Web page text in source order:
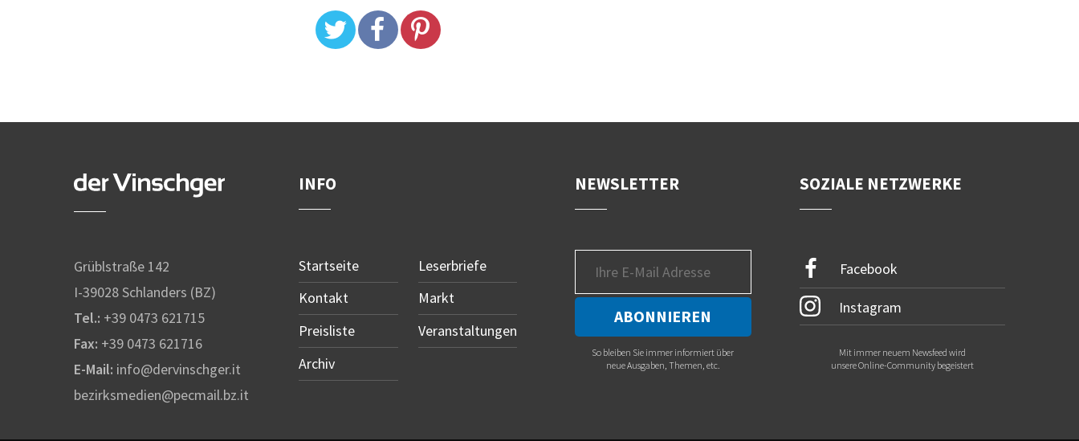
Grüblstraße 142
I-39028 Schlanders (BZ)
Tel.: +39 0473 621715
Fax: +39 0473 621716
E-Mail: info@dervinschger.it
bezirksmedien@pecmail.bz.it
INFO
Startseite
Kontakt
Preisliste
Archiv
Leserbriefe
Markt
Veranstaltungen
NEWSLETTER
So bleiben Sie immer informiert über
neue Ausgaben, Themen, etc.
SOZIALE NETZWERKE
Facebook
Instagram
Mit immer neuem Newsfeed wird
unsere Online-Community begeistert